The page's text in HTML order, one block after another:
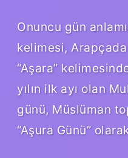
Onuncu gün
kelimesi,
“Aşara”
yılın ilk ayı olan
günü, Müslüman
“Aşura Günü”